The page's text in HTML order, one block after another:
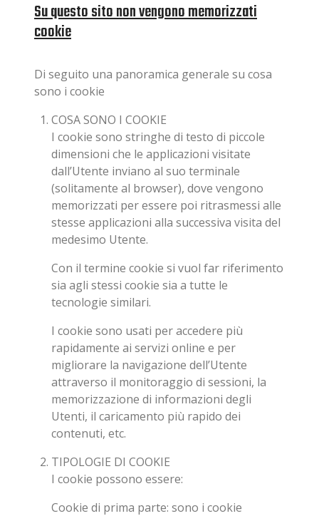
Su questo sito non vengono memorizzati
cookie
Di seguito una panoramica generale su cosa
sono i cookie
COSA SONO I COOKIE
I cookie sono stringhe di testo di piccole
dimensioni che le applicazioni visitate
dall’Utente inviano al suo terminale
(solitamente al browser), dove vengono
memorizzati per essere poi ritrasmessi alle
stesse applicazioni alla successiva visita del
medesimo Utente.
Con il termine cookie si vuol far riferimento
sia agli stessi cookie sia a tutte le
tecnologie similari.
I cookie sono usati per accedere più
rapidamente ai servizi online e per
migliorare la navigazione dell’Utente
attraverso il monitoraggio di sessioni, la
memorizzazione di informazioni degli
Utenti, il caricamento più rapido dei
contenuti, etc.
TIPOLOGIE DI COOKIE
I cookie possono essere:
Cookie di prima parte: sono i cookie